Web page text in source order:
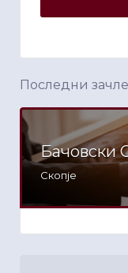
Последни
Бачовски
Скопје